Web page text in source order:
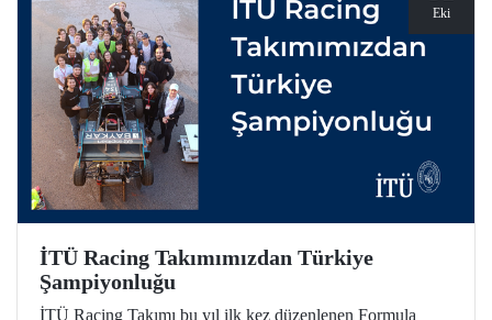
Eki
İTÜ Racing Takımımızdan Türkiye
Şampiyonluğu
İTÜ Racing Takımı bu yıl ilk kez düzenlenen Formula